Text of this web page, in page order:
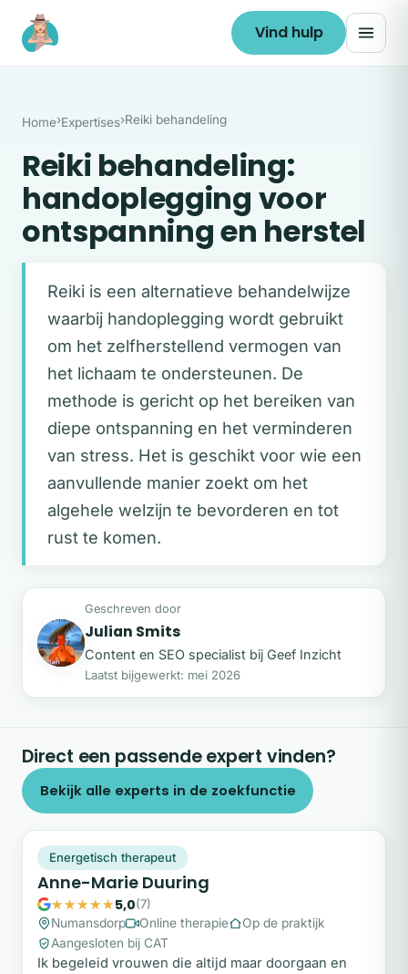
Ga naar de inhoud
Vind hulp
Home›Expertises›Reiki behandeling
Reiki behandeling:
handoplegging voor
ontspanning en herstel
Reiki is een alternatieve behandelwijze
waarbij handoplegging wordt gebruikt
om het zelfherstellend vermogen van
het lichaam te ondersteunen. De
methode is gericht op het bereiken van
diepe ontspanning en het verminderen
van stress. Het is geschikt voor wie een
aanvullende manier zoekt om het
algehele welzijn te bevorderen en tot
rust te komen.
JS
Geschreven door
Julian Smits
Content en SEO specialist bij Geef Inzicht
Laatst bijgewerkt: mei 2026
Direct een passende expert vinden?
Bekijk alle experts in de zoekfunctie
AD
Plek beschikbaar
Energetisch therapeut
Anne-Marie Duuring
5,0(7)
Numansdorp
Online therapie
Op de praktijk
Aangesloten bij CAT
Ik begeleid vrouwen die altijd maar doorgaan en